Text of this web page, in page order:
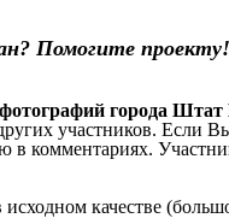
Помогите проекту!
города
участников. Если
комментариях.
качестве